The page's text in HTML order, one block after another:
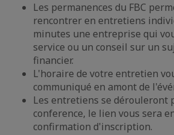
Les permanences du FBC
rencontrer en entretiens
minutes une entreprise qui
service ou un conseil sur un
financier.
L'horaire de votre entretien
communiqué en amont de
Les entretiens se dérouleront
conference, le lien vous sera
confirmation d'inscription.